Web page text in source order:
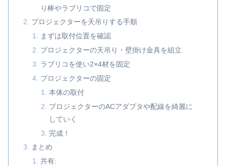
り棒やラブリコで固定
プロジェクターを天吊りする手順
まずは取付位置を確認
プロジェクターの天吊り・壁掛け金具を組立
ラブリコを使い2×4材を固定
プロジェクターの固定
本体の取付
プロジェクターのACアダプタや配線を綺麗に
していく
完成！
まとめ
共有: